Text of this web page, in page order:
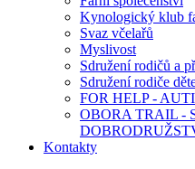
Kynologický klub
Svaz včelařů
Myslivost
Sdružení rodičů a
Sdružení rodiče
FOR HELP -
OBORA TRAIL -
Kontakty